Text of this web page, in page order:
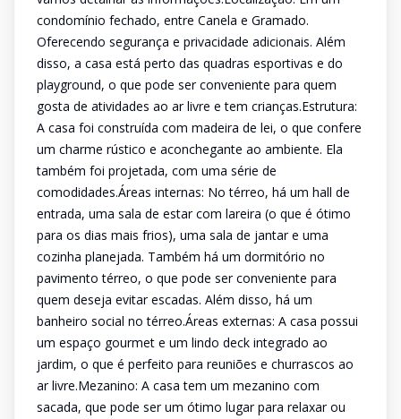
condomínio fechado, entre Canela e Gramado.
Oferecendo segurança e privacidade adicionais. Além
disso, a casa está perto das quadras esportivas e do
playground, o que pode ser conveniente para quem
gosta de atividades ao ar livre e tem crianças.Estrutura:
A casa foi construída com madeira de lei, o que confere
um charme rústico e aconchegante ao ambiente. Ela
também foi projetada, com uma série de
comodidades.Áreas internas: No térreo, há um hall de
entrada, uma sala de estar com lareira (o que é ótimo
para os dias mais frios), uma sala de jantar e uma
cozinha planejada. Também há um dormitório no
pavimento térreo, o que pode ser conveniente para
quem deseja evitar escadas. Além disso, há um
banheiro social no térreo.Áreas externas: A casa possui
um espaço gourmet e um lindo deck integrado ao
jardim, o que é perfeito para reuniões e churrascos ao
ar livre.Mezanino: A casa tem um mezanino com
sacada, que pode ser um ótimo lugar para relaxar ou